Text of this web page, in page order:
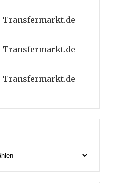
Transfermarkt.de
Transfermarkt.de
Transfermarkt.de